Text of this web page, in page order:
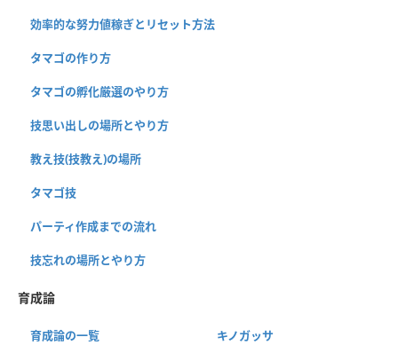
効率的な努力値稼ぎとリセット方法
タマゴの作り方
タマゴの孵化厳選のやり方
技思い出しの場所とやり方
教え技(技教え)の場所
タマゴ技
パーティ作成までの流れ
技忘れの場所とやり方
育成論
育成論の一覧 キノガッサ